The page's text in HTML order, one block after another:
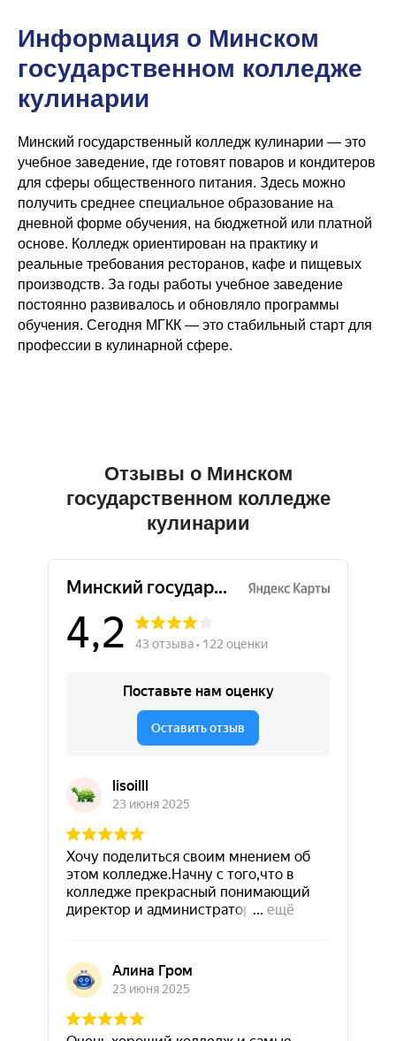
Информация о Минском
государственном колледже
кулинарии
Минский государственный колледж кулинарии — это
учебное заведение, где готовят поваров и кондитеров
для сферы общественного питания. Здесь можно
получить среднее специальное образование на
дневной форме обучения, на бюджетной или платной
основе. Колледж ориентирован на практику и
реальные требования ресторанов, кафе и пищевых
производств. За годы работы учебное заведение
постоянно развивалось и обновляло программы
обучения. Сегодня МГКК — это стабильный старт для
профессии в кулинарной сфере.
Отзывы о Минском
государственном колледже
кулинарии